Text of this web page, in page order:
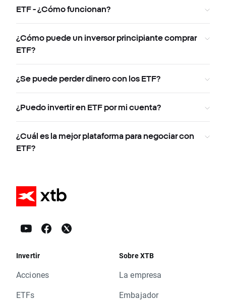
ETF - ¿Cómo funcionan?
¿Cómo puede un inversor principiante comprar
ETF?
¿Se puede perder dinero con los ETF?
¿Puedo invertir en ETF por mi cuenta?
¿Cuál es la mejor plataforma para negociar con
ETF?
Invertir
Acciones
ETFs
Sobre XTB
La empresa
Embajador